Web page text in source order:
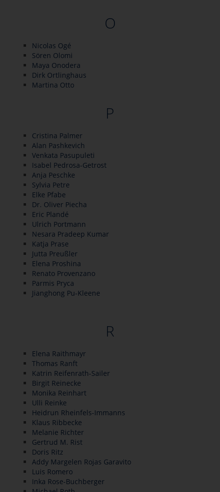
O
Nicolas Ogé
Sören Olomi
Maya Onodera
Dirk Ortlinghaus
Martina Otto
P
Cristina Palmer
Alan Pashkevich
Venkata Pasupuleti
Isabel Pedrosa-Getrost
Anja Peschke
Sylvia Petre
Elke Pfabe
Dr. Oliver Piecha
Eric Plandé
Ulrich Portmann
Nesara Pradeep Kumar
Katja Prase
Jutta Preußler
Elena Proshina
Renato Provenzano
Parmis Pryca
Jianghong Pu-Kleene
R
Elena Raithmayr
Thomas Ranft
Katrin Reifenrath-Sailer
Birgit Reinecke
Monika Reinhart
Ulli Reinke
Heidrun Rheinfels-Immanns
Klaus Ribbecke
Melanie Richter
Gertrud M. Rist
Doris Ritz
Addy Margelen Rojas Garavito
Luis Romero
Inka Rose-Buchberger